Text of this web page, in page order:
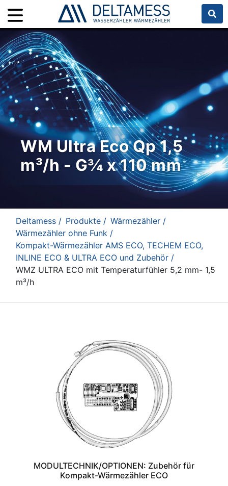
WM Ultra Eco Qp 1,5
m³/h - G¾ x 110 mm
Deltamess / Produkte / Wärmezähler /
Wärmezähler ohne Funk /
Kompakt-Wärmezähler AMS ECO, TECHEM ECO,
INLINE ECO & ULTRA ECO und Zubehör /
WMZ ULTRA ECO mit Temperaturfühler 5,2 mm- 1,5
m³/h
MODULTECHNIK/OPTIONEN: Zubehör für
Kompakt-Wärmezähler ECO